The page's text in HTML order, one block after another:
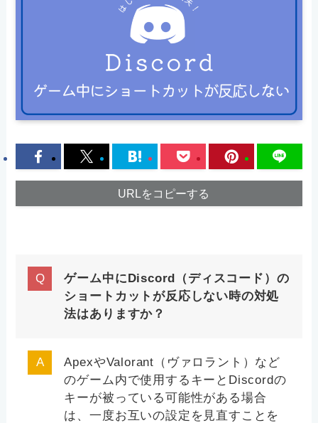
URLをコピーする
ゲーム中にDiscord（ディスコード）の
ショートカットが反応しない時の対処
法はありますか？
ApexやValorant（ヴァロラント）など
のゲーム内で使用するキーとDiscordの
キーが被っている可能性がある場合
は、一度お互いの設定を見直すことを